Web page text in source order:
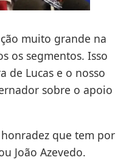
muito grande na
os segmentos. Isso
de Lucas e o nosso
sobre o apoio
que tem por
João Azevedo.